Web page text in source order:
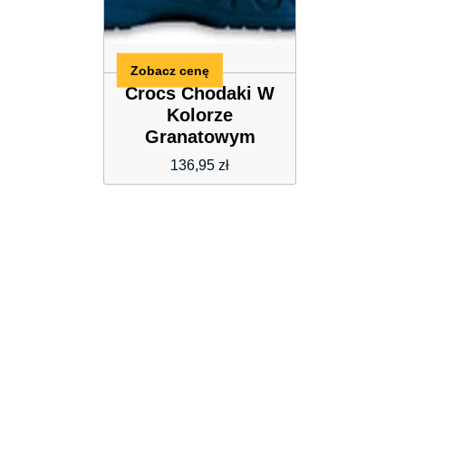
Crocs Chodaki W
Kolorze
Granatowym
136,95 zł
Zobacz cenę